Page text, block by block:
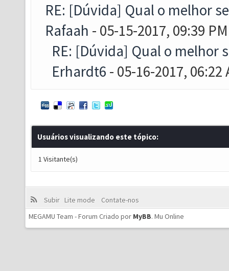
RE: [Dúvida] Qual o melhor
Rafaah - 05-15-2017, 09:39 PM
RE: [Dúvida] Qual o melhor
Erhardt6 - 05-16-2017, 06:22
Usuários visualizando este tópico:
1 Visitante(s)
Subir Lite mode
Contate-nos
MEGAMU Team - Forum Criado por MyBB. Mu Online